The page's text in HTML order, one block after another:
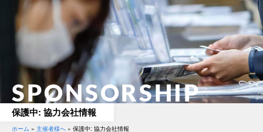
SPONSORSHIP
保護中: 協力会社情報
ホーム » 主催者様へ » 保護中: 協力会社情報